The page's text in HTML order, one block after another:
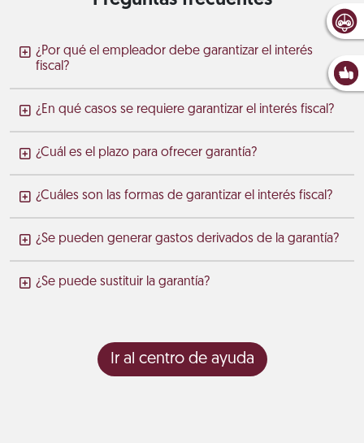
¿Por qué el empleador debe garantizar el interés
fiscal?
¿En qué casos se requiere garantizar el interés fiscal?
¿Cuál es el plazo para ofrecer garantía?
¿Cuáles son las formas de garantizar el interés fiscal?
¿Se pueden generar gastos derivados de la garantía?
¿Se puede sustituir la garantía?
Ir al centro de ayuda